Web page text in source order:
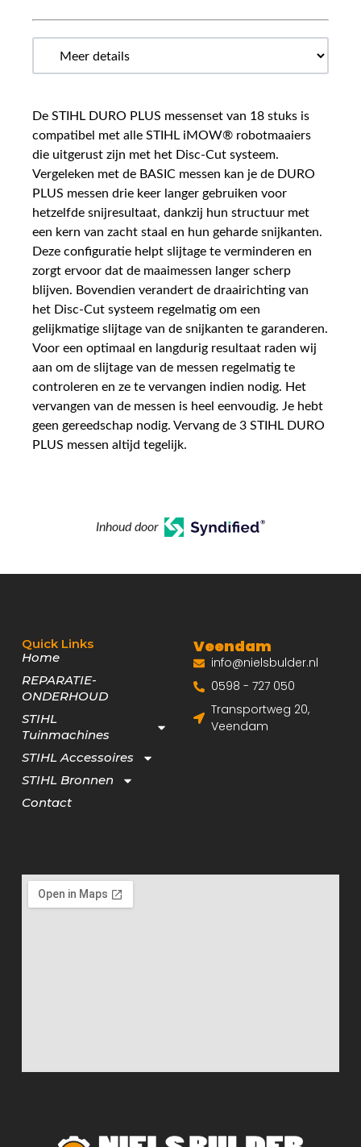
De STIHL DURO PLUS messenset van 18 stuks is
compatibel met alle STIHL iMOW® robotmaaiers
die uitgerust zijn met het Disc-Cut systeem.
Vergeleken met de BASIC messen kan je de DURO
PLUS messen drie keer langer gebruiken voor
hetzelfde snijresultaat, dankzij hun structuur met
een kern van zacht staal en hun geharde snijkanten.
Deze configuratie helpt slijtage te verminderen en
zorgt ervoor dat de maaimessen langer scherp
blijven. Bovendien verandert de draairichting van
het Disc-Cut systeem regelmatig om een
gelijkmatige slijtage van de snijkanten te garanderen.
Voor een optimaal en langdurig resultaat raden wij
aan om de slijtage van de messen regelmatig te
controleren en ze te vervangen indien nodig. Het
vervangen van de messen is heel eenvoudig. Je hebt
geen gereedschap nodig. Vervang de 3 STIHL DURO
PLUS messen altijd tegelijk.
Inhoud door
Quick Links
Home
REPARATIE-
ONDERHOUD
STIHL
Tuinmachines
STIHL Accessoires
STIHL Bronnen
Contact
Veendam
info@nielsbulder.nl
0598 - 727 050
Transportweg 20,
Veendam